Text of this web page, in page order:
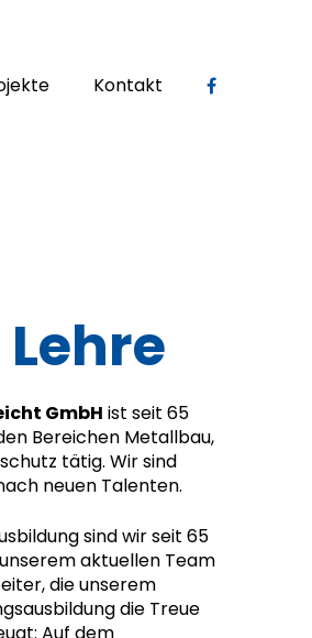
Kontakt
GmbH ist seit 65
Bereichen Metallbau,
tätig. Wir sind
neuen Talenten.
sind wir seit 65
aktuellen Team
die unserem
die Treue